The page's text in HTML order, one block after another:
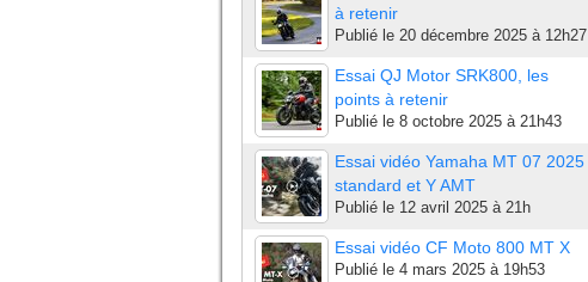
à retenir
Publié le 20 décembre 2025 à 12h27
Essai QJ Motor SRK800, les
points à retenir
Publié le 8 octobre 2025 à 21h43
Essai vidéo Yamaha MT 07 2025
standard et Y AMT
Publié le 12 avril 2025 à 21h
Essai vidéo CF Moto 800 MT X
Publié le 4 mars 2025 à 19h53